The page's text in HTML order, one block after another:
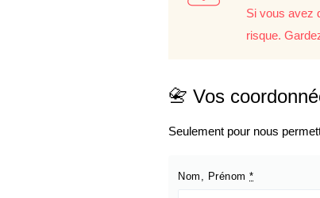
Si vous avez
risque.
📇 Vos
Seulement pour nous
Nom, Prénom *